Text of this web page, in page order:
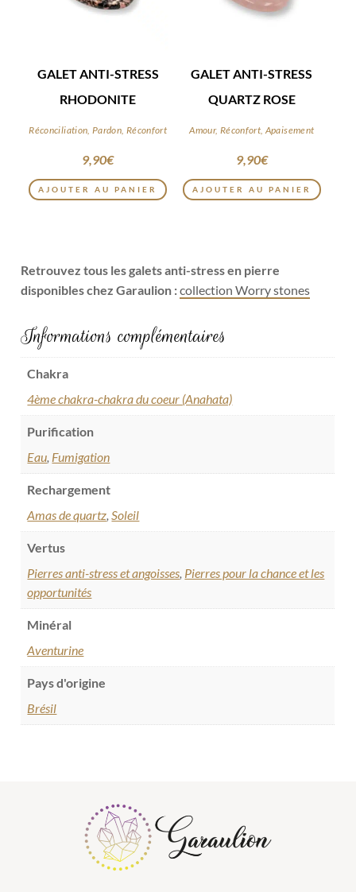
GALET ANTI-STRESS
RHODONITE
Réconciliation, Pardon, Réconfort
9,90€
AJOUTER AU PANIER
GALET ANTI-STRESS
QUARTZ ROSE
Amour, Réconfort, Apaisement
9,90€
AJOUTER AU PANIER
Retrouvez tous les galets anti-stress en pierre
disponibles chez Garaulion :collection Worry stones
Informations complémentaires
Chakra
4ème chakra-chakra du coeur (Anahata)
Purification
Eau, Fumigation
Rechargement
Amas de quartz,Soleil
Vertus
Pierres anti-stress et angoisses, Pierres pour la chance et les
opportunités
Minéral
Aventurine
Pays d'origine
Brésil